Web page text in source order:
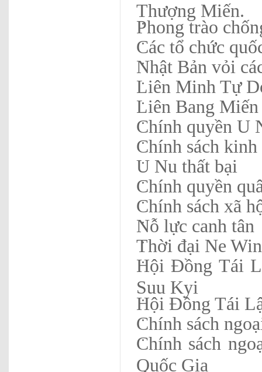
Thượng Miến.
Phong trào
Các tổ chức
Nhật Bản vỏi
Liên Minh Tự
Liên Bang
Chính quyền U
Chính sách
U Nu thất bại
Chính quyền
Chính sách xã
Nỗ lực canh tân
Thời đại Ne
Hội Đồng Tái
Suu Kyi
Hội Đồng Tái
Chính sách
Chính sách
Quốc Gia